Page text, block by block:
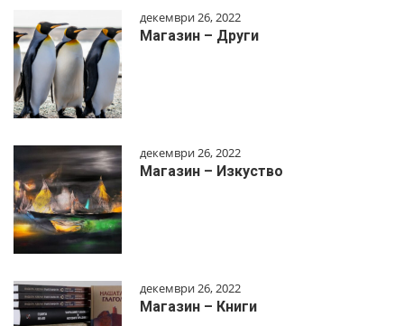
декември 26, 2022
Магазин – Други
декември 26, 2022
Магазин – Изкуство
декември 26, 2022
Магазин – Книги